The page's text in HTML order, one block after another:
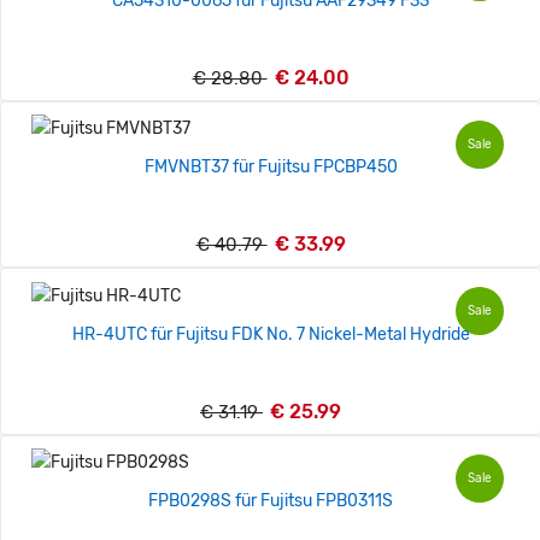
€ 28.80 € 24.00
Sale
FMVNBT37 für Fujitsu FPCBP450
€ 40.79 € 33.99
Sale
HR-4UTC für Fujitsu FDK No. 7 Nickel-Metal Hydride
€ 31.19 € 25.99
Sale
FPB0298S für Fujitsu FPB0311S